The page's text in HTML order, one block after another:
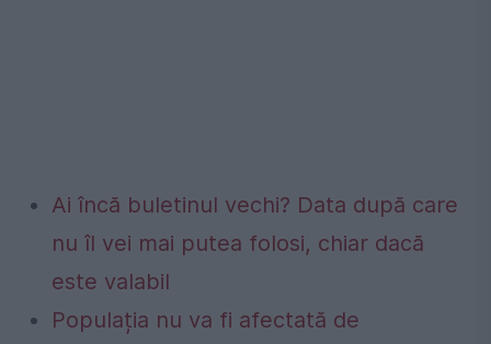
Ai încă buletinul vechi? Data după care
nu îl vei mai putea folosi, chiar dacă
este valabil
Populația nu va fi afectată de